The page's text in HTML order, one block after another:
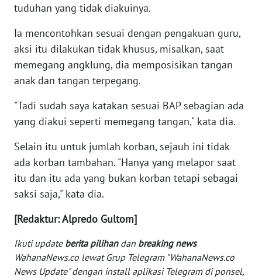
tuduhan yang tidak diakuinya.
Ia mencontohkan sesuai dengan pengakuan guru,
aksi itu dilakukan tidak khusus, misalkan, saat
memegang angklung, dia memposisikan tangan
anak dan tangan terpegang.
"Tadi sudah saya katakan sesuai BAP sebagian ada
yang diakui seperti memegang tangan," kata dia.
Selain itu untuk jumlah korban, sejauh ini tidak
ada korban tambahan. "Hanya yang melapor saat
itu dan itu ada yang bukan korban tetapi sebagai
saksi saja," kata dia.
[Redaktur: Alpredo Gultom]
Ikuti update berita pilihandan breaking news
WahanaNews.co lewat Grup Telegram "WahanaNews.co
News Update" dengan install aplikasi Telegram di ponsel,
RIAU
WN
SERAMBI
WN
WN
WN
NTB
SULTENG
WN
SULBAR